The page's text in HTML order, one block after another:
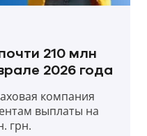
210 млн
2026 года
компания
выплаты на
грн.